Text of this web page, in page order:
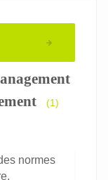
(1)
normes